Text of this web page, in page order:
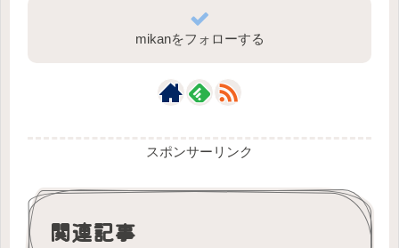
mikanをフォローする
スポンサーリンク
関連記事